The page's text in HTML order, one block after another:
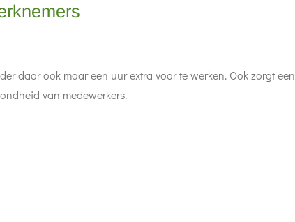
daar ook maar een uur extra voor te werken. Ook zorgt een
van medewerkers.